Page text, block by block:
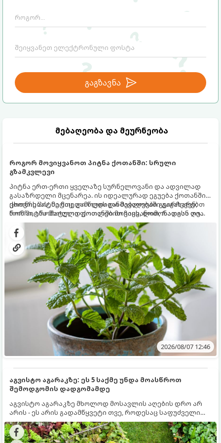
გაგზავნა
მებაღეობა და მეურნეობა
როგორ მოვიყვანოთ პიტნა ქოთანში: სრული
გზამკვლევი
პიტნა ერთ-ერთი ყველაზე სურნელოვანი და ადვილად
გასაზრდელი მცენარეა. ის იდეალურად ეგუება ქოთანში
ცხოვრებას, მეტიც, გამოცდილი მებაღეები გვირჩევენ,
რომ პიტნა მხოლოდ ქოთანში მოვიყვანოთ, რადგან ღია
გრუნტში (ბაღში) დარგვისას ის ფესვებით ძალიან
სწრაფად ვრცელდება და სხვა მცენარეებს ავიწროებს.
ქოთნის პიტნა მთელი წლის განმავლობაში გაგახარებთ
ნორჩი, არომატული ფოთლებით ჩაის, ლიმონათისა თუ
კერძებისთვის.
2026/08/07 12:46
აგვისტო აგარაკზე: ეს 5 საქმე უნდა მოასწროთ
შემოდგომის დადგომამდე
აგვისტო აგარაკზე მხოლოდ მოსავლის აღების დრო არ
არის - ეს არის გადამწყვეტი თვე, როდესაც საფუძველი
ეყრება მომავალი წლის მოსავალს და ბაღი მზადდება
შემოდგომა-ზამთრის სეზონისთვის. იმისათვის, რომ
ნიადაგმა ენერგია აღიდგინოს, ხოლო მცენარეებმა
რეალური, მაგრამ ჯერ კიდევ უხილავი
საფრთხისგან შორს მივყავართ.